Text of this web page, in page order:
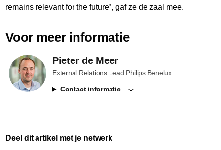
remains relevant for the future”, gaf ze de zaal mee.
Voor meer informatie
Pieter de Meer
External Relations Lead Philips Benelux
Contact informatie
Deel dit artikel met je netwerk